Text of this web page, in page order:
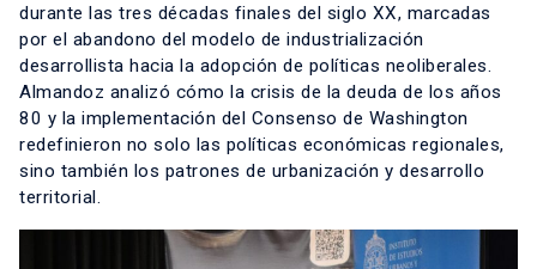
durante las tres décadas finales del siglo XX, marcadas
por el abandono del modelo de industrialización
desarrollista hacia la adopción de políticas neoliberales.
Almandoz analizó cómo la crisis de la deuda de los años
80 y la implementación del Consenso de Washington
redefinieron no solo las políticas económicas regionales,
sino también los patrones de urbanización y desarrollo
territorial.